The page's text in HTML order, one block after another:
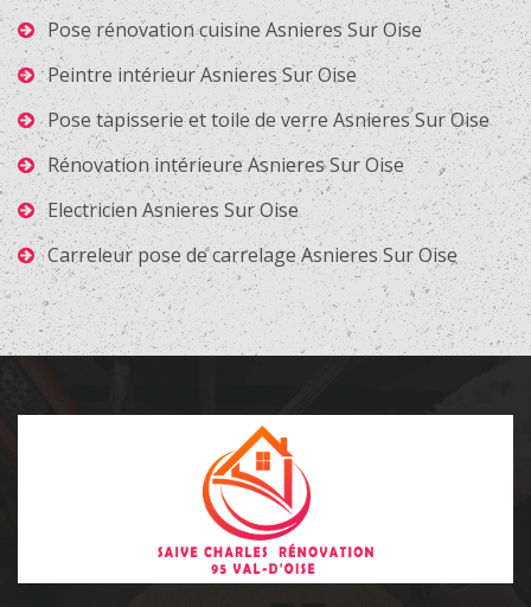
Pose rénovation cuisine Asnieres Sur Oise
Peintre intérieur Asnieres Sur Oise
Pose tapisserie et toile de verre Asnieres Sur Oise
Rénovation intérieure Asnieres Sur Oise
Electricien Asnieres Sur Oise
Carreleur pose de carrelage Asnieres Sur Oise